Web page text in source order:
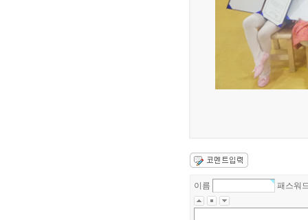
이름 패스워